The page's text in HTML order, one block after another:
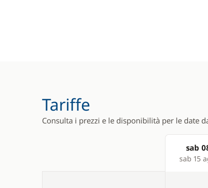
Tariffe
Consulta i prezzi e le disponibilità per le date
Products
sab
sab 15